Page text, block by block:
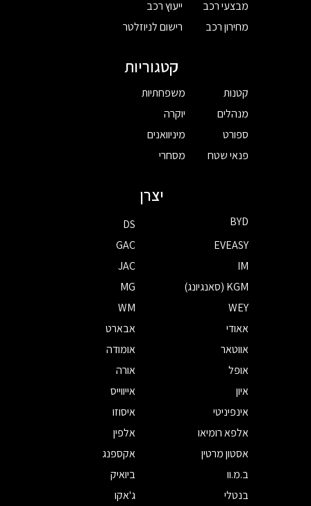
מבצעי רכב
מחירון רכב
ייעוץ רכב
רישום לניוזלטר
קטגוריות
קטנות
מנהלים
ספורט
פנאי שטח
משפחתיות
יוקרה
מיניוואנים
מסחרי
יצרן
BYD
DS
EVEASY
GAC
IM
JAC
KGM (סאנגיונג)
MG
WEY
WM
אאודי
אבארט
אווטאר
אומודה
אופל
אורה
איון
אייווייס
אינפיניטי
איסוזו
אלפא רומיאו
אלפין
אסטון מרטין
אקספנג
ב.מ.וו
ביואיק
בנטלי
ג'אקו